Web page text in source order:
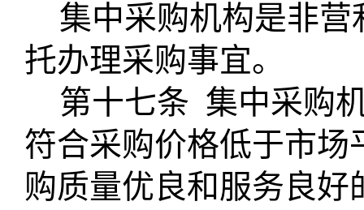
集中采购机构是非
托办理采购事宜。
第十七条 集中采购
符合采购价格低于市
购质量优良和服务良好